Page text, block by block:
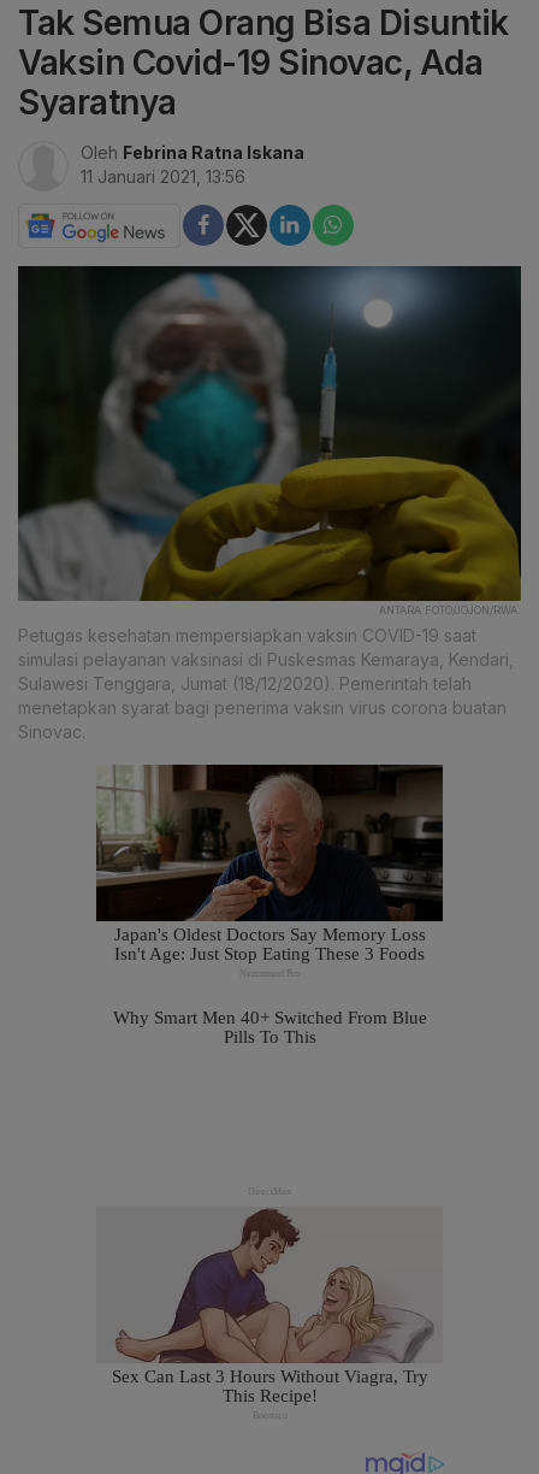
Tak Semua Orang Bisa Disuntik
Vaksin Covid-19 Sinovac, Ada
Syaratnya
Oleh Febrina Ratna Iskana
11 Januari 2021, 13:56
ANTARA FOTO/JOJON/RWA.
Petugas kesehatan mempersiapkan vaksin COVID-19 saat
simulasi pelayanan vaksinasi di Puskesmas Kemaraya, Kendari,
Sulawesi Tenggara, Jumat (18/12/2020). Pemerintah telah
menetapkan syarat bagi penerima vaksin virus corona buatan
Sinovac.